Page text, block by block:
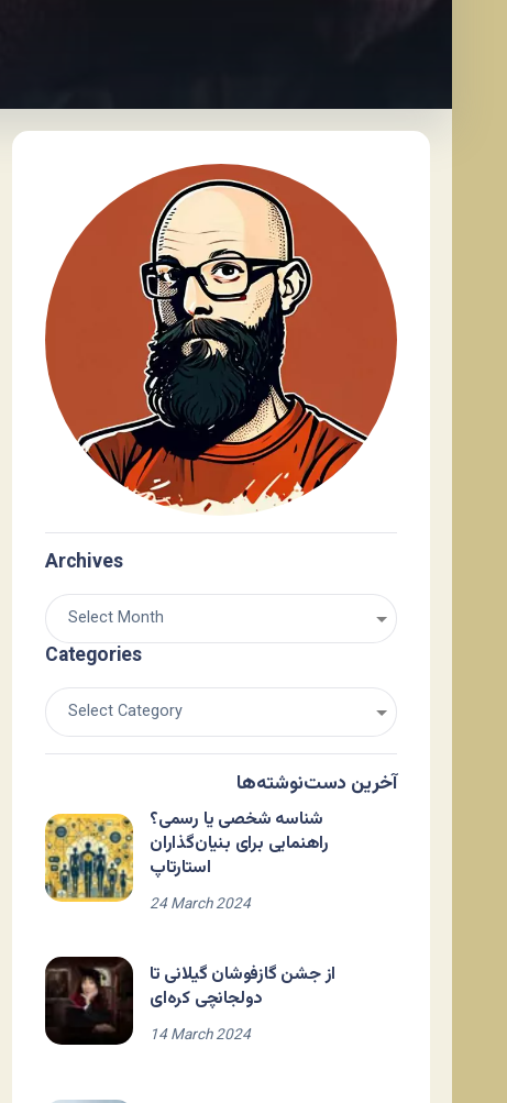
Archives
Categories
آخرین دست‌نوشته‌ها
شناسه شخصی یا رسمی؟
راهنمایی برای بنیان‌گذاران
استارتاپ
24 March 2024
از جشن گازفوشان گیلانی تا
دولجانچی کره‌ای
14 March 2024